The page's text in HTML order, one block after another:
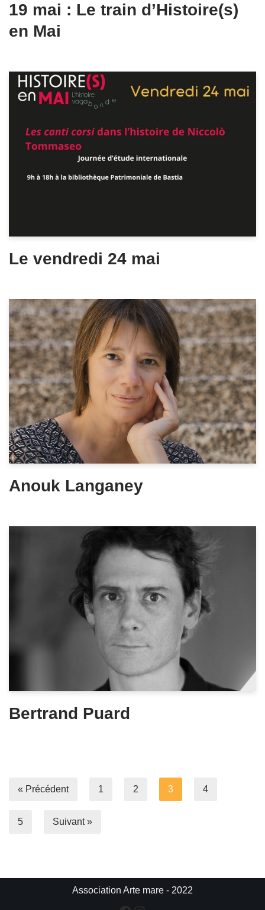
19 mai : Le train d’Histoire(s)
en Mai
Le vendredi 24 mai
Anouk Langaney
Bertrand Puard
« Précédent 1 2 3 4
5 Suivant »
Association Arte mare - 2022